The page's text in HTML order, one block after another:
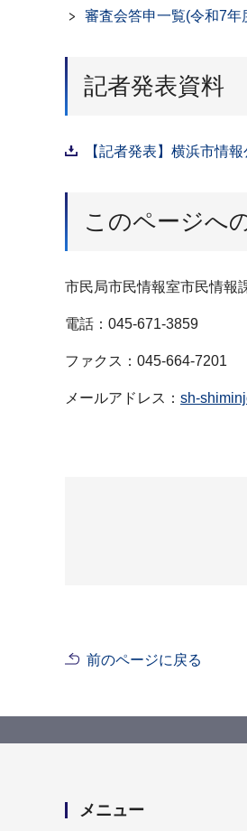
審査会答申一覧(令和7
記者発表資料
【記者発表】横浜市情
このページへ
市民局市民情報室市民情報
電話：045-671-3859
ファクス：045-664-7201
メールアドレス： sh-
前のページに戻る
メニュー